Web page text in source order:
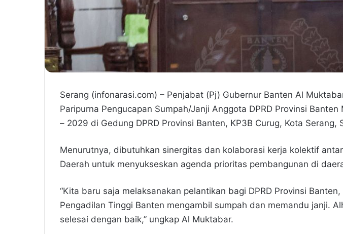
Serang (infonarasi.com) – Penjabat (Pj) Gubernur Banten Al
Paripurna Pengucapan Sumpah/Janji Anggota DPRD Provinsi
– 2029 di Gedung DPRD Provinsi Banten, KP3B Curug, Kota Serang,
Menurutnya, dibutuhkan sinergitas dan kolaborasi kerja kolektif
Daerah untuk menyukseskan agenda prioritas pembangunan di
“Kita baru saja melaksanakan pelantikan bagi DPRD Provinsi
Pengadilan Tinggi Banten mengambil sumpah dan memandu janji.
selesai dengan baik,” ungkap Al Muktabar.